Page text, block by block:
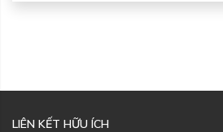
LIÊN KẾT HỮU ÍCH